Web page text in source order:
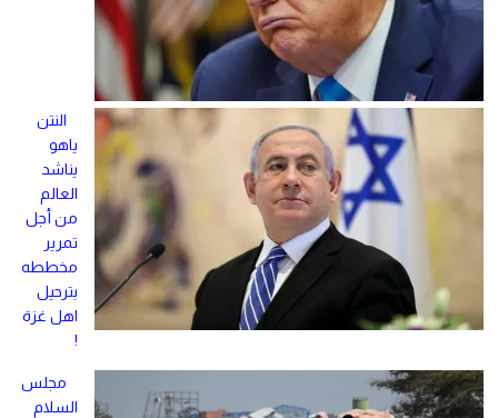
النتن
ياهو
يناشد
العالم
من أجل
تمرير
مخططه
بترحيل
اهل غزة
!
مجلس
السلام